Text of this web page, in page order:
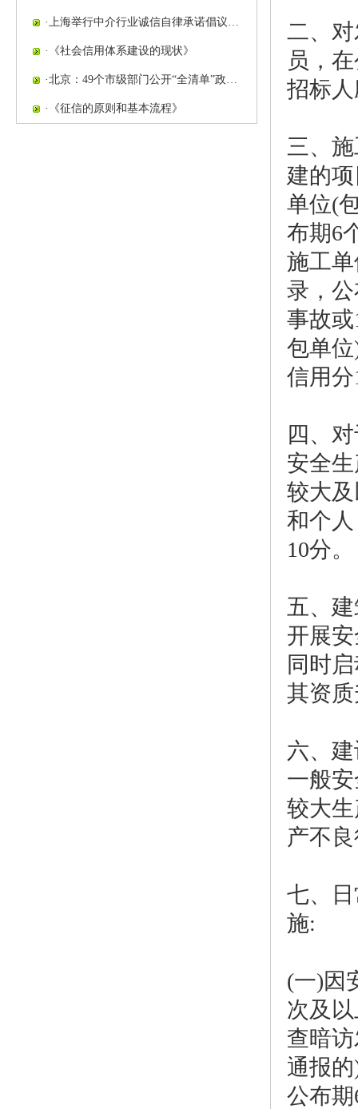
·上海举行中介行业诚信自律承诺倡议…
· 《社会信用体系建设的现状》
·北京：49个市级部门公开“全清单”政…
· 《征信的原则和基本流程》
二、
员，
招标
三、
建的
单位(
布期6
施工
录，
事故
包单
信用
四、
安全
较大
和个
10分。
五、
开展
同时
其资
六、
一般
较大
产不
七、
施:
(一)因
次及
查暗
通报
公布